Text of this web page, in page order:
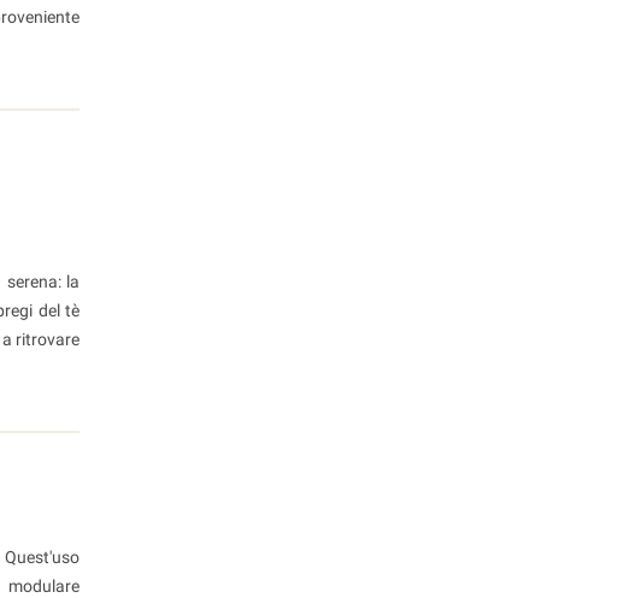
la
del tè
a ritrovare
Quest'uso